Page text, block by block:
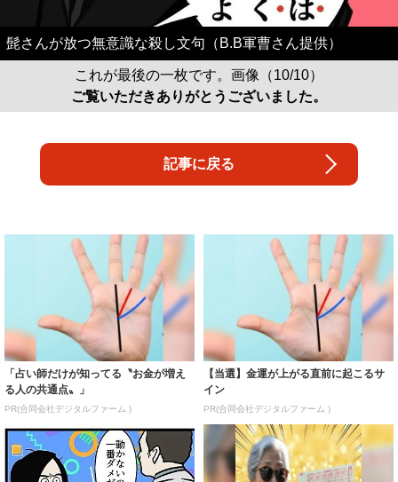
髭さんが放つ無意識な殺し文句（B.B軍曹さん提供）
これが最後の一枚です。画像（10/10）
ご覧いただきありがとうございました。
記事に戻る
「占い師だけが知ってる〝お金が増え
る人の共通点〟」
PR(合同会社デジタルファーム )
【当選】金運が上がる直前に起こるサ
イン
PR(合同会社デジタルファーム )